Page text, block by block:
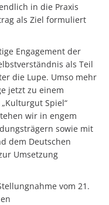
in die Praxis
als Ziel formuliert
Engagement der
als Teil
die Lupe. Umso mehr
jetzt zu einem
Spiel“
wir in engem
sowie mit
dem Deutschen
Umsetzung
vom 21.